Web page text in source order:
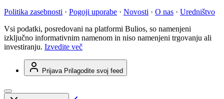
Politika zasebnosti · Pogoji uporabe · Novosti · O nas · Uredništvo
Vsi podatki, posredovani na platformi Bulios, so namenjeni
izključno informativnim namenom in niso namenjeni trgovanju ali
investiranju. Izvedite več
Prijava Prilagodite svoj feed